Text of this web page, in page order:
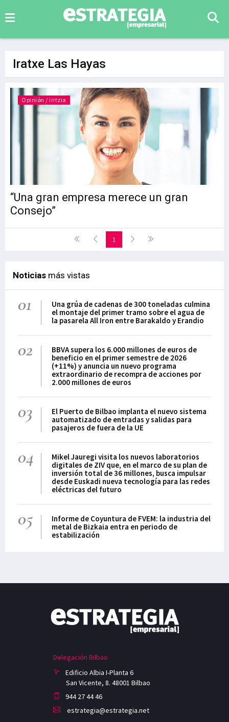
Iratxe Las Hayas
“Una gran empresa merece un gran
Consejo”
Opinión / Iritzia
1
Noticias más vistas
01
Una grúa de cadenas de 300 toneladas culmina
el montaje del primer tramo sobre el agua de
la pasarela All Iron entre Barakaldo y Erandio
02
BBVA supera los 6.000 millones de euros de
beneficio en el primer semestre de 2026
(+11%) y anuncia un nuevo programa
extraordinario de recompra de acciones por
2.000 millones de euros
03
El Puerto de Bilbao implanta el nuevo sistema
automatizado de entradas y salidas para
pasajeros de fuera de la UE
04
Mikel Jauregi visita los nuevos laboratorios
digitales de ZIV que, en el marco de su plan de
inversión total de 36 millones, busca impulsar
desde Euskadi nueva tecnología para las redes
eléctricas del futuro
05
Informe de Coyuntura de FVEM: la industria del
metal de Bizkaia entra en periodo de
estabilización
Delegación Bilbao
Edificio Albia I-Planta 6
San Vicente, 8. 48001 Bilbao
944 27 44 46
estrategia@estrategia.net